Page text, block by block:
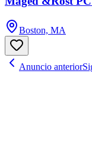
Boston, MA
Anuncio anterior